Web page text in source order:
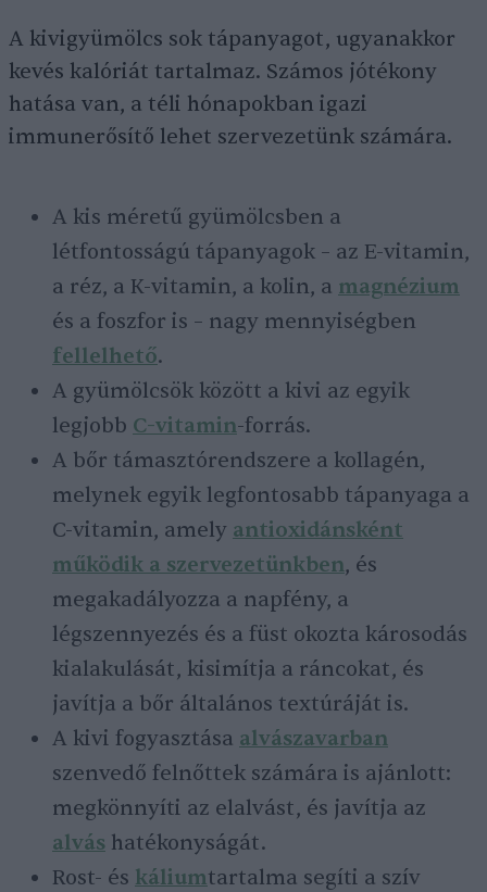
A kivigyümölcs sok tápanyagot, ugyanakkor
kevés kalóriát tartalmaz. Számos jótékony
hatása van, a téli hónapokban igazi
immunerősítő lehet szervezetünk számára.
A kis méretű gyümölcsben a
létfontosságú tápanyagok – az E-vitamin,
a réz, a K-vitamin, a kolin, a magnézium
és a foszfor is – nagy mennyiségben
fellelhető.
A gyümölcsök között a kivi az egyik
legjobb C-vitamin-forrás.
A bőr támasztórendszere a kollagén,
melynek egyik legfontosabb tápanyaga a
C-vitamin, amely antioxidánsként
működik a szervezetünkben, és
megakadályozza a napfény, a
légszennyezés és a füst okozta károsodás
kialakulását, kisimítja a ráncokat, és
javítja a bőr általános textúráját is.
A kivi fogyasztása alvászavarban
szenvedő felnőttek számára is ajánlott:
megkönnyíti az elalvást, és javítja az
alvás hatékonyságát.
Rost- és káliumtartalma segíti a szív